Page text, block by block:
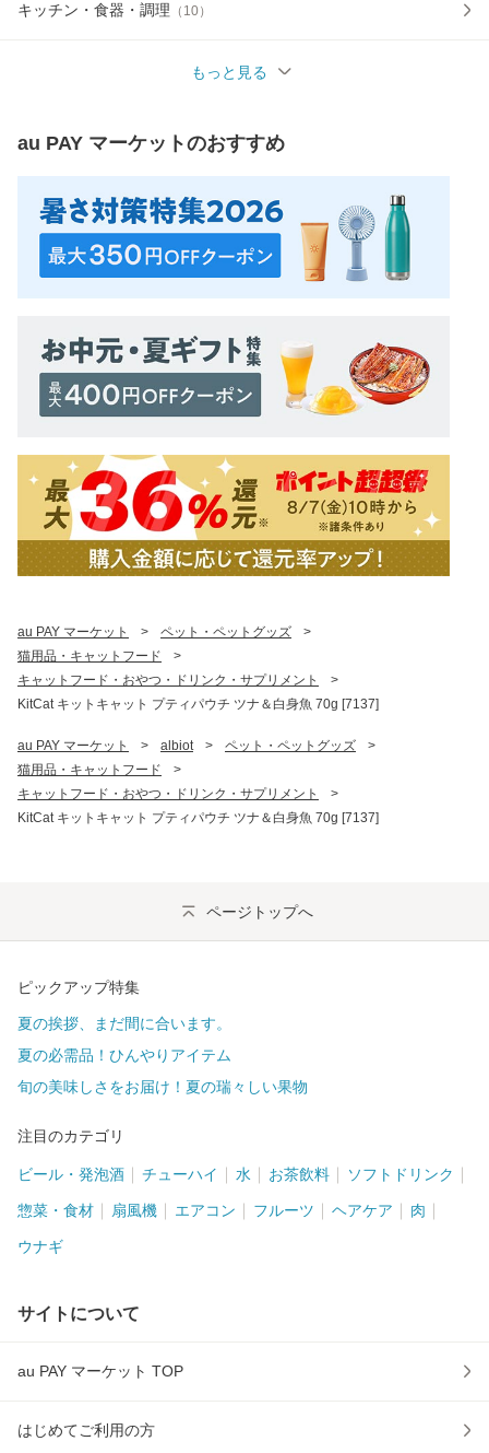
キッチン・食器・調理 （ 10）
もっと見る
au PAY マーケットのおすすめ
au PAY マーケット > ペット・ペットグッズ
>
猫用品・キャットフード
>
キャットフード・おやつ・ドリンク・サプリメント
>
KitCat キットキャット プティパウチ ツナ＆白身魚 70g [7137]
au PAY マーケット > albiot > ペット・ペットグッズ
>
猫用品・キャットフード
>
キャットフード・おやつ・ドリンク・サプリメント
>
KitCat キットキャット プティパウチ ツナ＆白身魚 70g [7137]
ページトップへ
ピックアップ特集
夏の挨拶、まだ間に合います。
夏の必需品！ひんやりアイテム
旬の美味しさをお届け！夏の瑞々しい果物
注目のカテゴリ
ビール・発泡酒 チューハイ 水 お茶飲料 ソフトドリンク
惣菜・食材 扇風機 エアコン フルーツ ヘアケア 肉
ウナギ
サイトについて
au PAY マーケット TOP
はじめてご利用の方